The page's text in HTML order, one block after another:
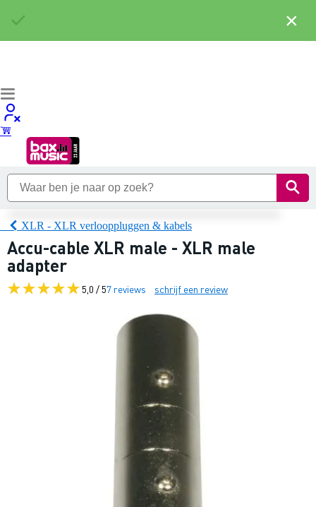
XLR - XLR verlooppluggen & kabels
Accu-cable XLR male - XLR male
adapter
5,0 / 57 reviews schrijf een review
×